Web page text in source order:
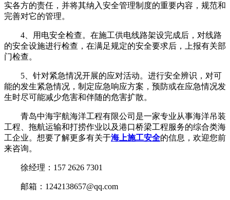
实各方的责任，并将其纳入安全管理制度的重要内容，规范和
完善对它的管理。
4、用电安全检查。在施工供电线路架设完成后，对线路
的安全设施进行检查，在满足规定的安全要求后，上报有关部
门检查。
5、针对紧急情况开展的应对活动。进行安全辨识，对可
能的发生紧急情况，制定应急响应方案，预防或在应急情况发
生时尽可能减少危害和伴随的危害扩散。
青岛中海宇航海洋工程有限公司是一家专业从事海洋吊装
工程、拖航运输和打捞作业以及港口桥梁工程服务的综合类海
工企业。想要了解更多有关于海上施工安全的信息，欢迎您前
来咨询。
徐经理：157 2626 7301
邮箱：1242138657@qq.com